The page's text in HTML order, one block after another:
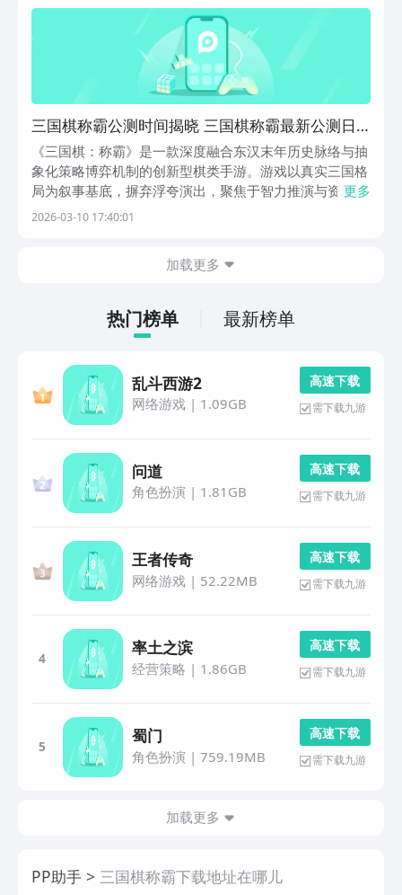
也...
三国棋称霸公测时间揭晓 三国棋称霸最新公测日
期与参与方式
《三国棋：称霸》是一款深度融合东汉末年历史脉络与抽
象化策略博弈机制的创新型棋类手游。游戏以真实三国格
局为叙事基底，摒弃浮夸演出，聚焦于智力推演与资源运
筹的核心体验。玩家将化身割据一方的势力统帅，在六边
更多
2026-03-10 17:40:01
加载更多
热门榜单 最新榜单
乱斗西游2
网络游戏| 1.09GB
高 速 下 载
需下载九游
问道
角色扮演 | 1.81GB
高 速 下 载
需下载九游
王者传奇
网络游戏| 52.22MB
高 速 下 载
需下载九游
4
率土之滨
经营策略 | 1.86GB
高 速 下 载
需下载九游
5
蜀门
角色扮演 | 759.19MB
高 速 下 载
需下载九游
加载更多
PP助手 三国棋称霸下载地址在哪儿